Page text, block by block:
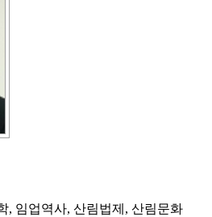
, 임업역사, 산림법제, 산림문화